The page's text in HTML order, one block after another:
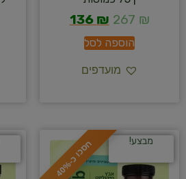
267 ₪
136 ₪
הוספה לסל
מועדפים
ח
ס
כ
ו
כ
-
4
0
% מבצע!